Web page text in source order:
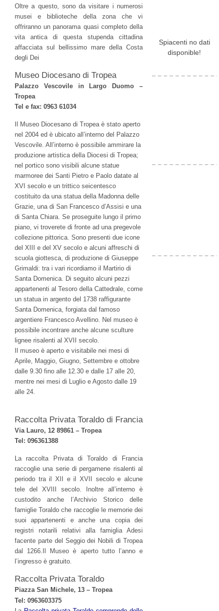
Oltre a questo, sono da visitare i numerosi
musei e biblioteche della zona che vi
offriranno un panorama quasi completo della
vita antica di questa stupenda cittadina
affacciata sul bellissimo mare della Costa
degli Dei
Museo Diocesano di Tropea
Palazzo Vescovile in Largo Duomo –
Tropea
Tel e fax: 0963 61034
Il Museo Diocesano di Tropea è stato aperto
nel 2004 ed è ubicato all’interno del Palazzo
Vescovile. All’interno è possibile ammirare la
produzione artistica della Diocesi di Tropea;
nel portico sono visibili alcune statue
marmoree dei Santi Pietro e Paolo datate al
XVI secolo e un trittico seicentesco
costituito da una statua della Madonna delle
Grazie, una di San Francesco d’Assisi e una
di Santa Chiara. Se proseguite lungo il primo
piano, vi troverete di fronte ad una pregevole
collezione pittorica. Sono presenti due icone
del XIII e del XV secolo e alcuni affreschi di
scuola giottesca, di produzione di Giuseppe
Grimaldi: tra i vari ricordiamo il Martirio di
Santa Domenica. Di seguito alcuni pezzi
appartenenti al Tesoro della Cattedrale, come
un statua in argento del 1738 raffigurante
Santa Domenica, forgiata dal famoso
argentiere Francesco Avellino. Nel museo è
possibile incontrare anche alcune sculture
lignee risalenti al XVII secolo.
Il museo è aperto e visitabile nei mesi di
Aprile, Maggio, Giugno, Settembre e ottobre
dalle 9.30 fino alle 12.30 e dalle 17 alle 20,
mentre nei mesi di Luglio e Agosto dalle 19
alle 24.
Raccolta Privata Toraldo di Francia
Via Lauro, 12 89861 – Tropea
Tel: 096361388
La raccolta Privata di Toraldo di Francia
raccoglie una serie di pergamene risalenti al
periodo tra il XII e il XVII secolo e alcune
tele del XVIII secolo. Inoltre all’interno è
custodito anche l’Archivio Storico delle
famiglie Toraldo che raccoglie le memorie dei
suoi appartenenti e anche una copia dei
registri notarili relativi alla famiglia Adesi
facente parte del Seggio dei Nobili di Tropea
dal 1266.Il Museo è aperto tutto l’anno e
l’ingresso è gratuito.
Raccolta Privata Toraldo
Piazza San Michele, 13 – Tropea
Tel: 0963603375
Spiacenti no dati
disponible!